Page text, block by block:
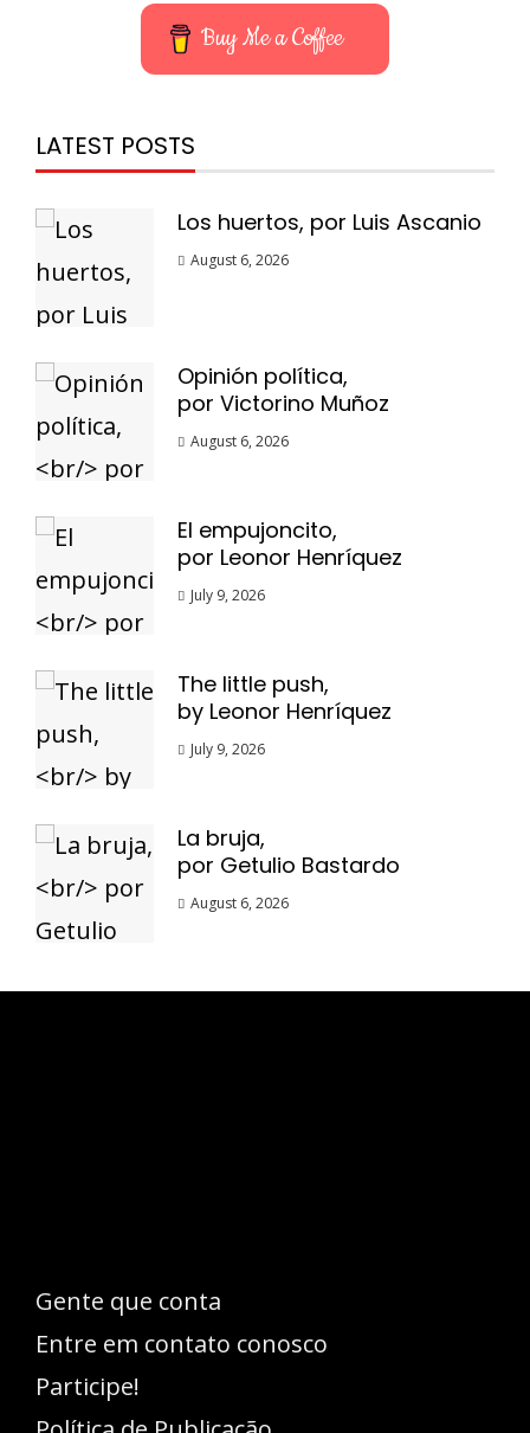
Buy Me a Coffee
LATEST POSTS
Los huertos, por Luis Ascanio
August 6, 2026
Opinión política,
por Victorino Muñoz
August 6, 2026
El empujoncito,
por Leonor Henríquez
July 9, 2026
The little push,
by Leonor Henríquez
July 9, 2026
La bruja,
por Getulio Bastardo
August 6, 2026
Gente que conta
Entre em contato conosco
Participe!